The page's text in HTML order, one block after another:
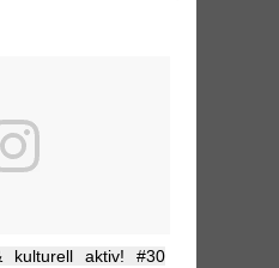
aktiv! #30